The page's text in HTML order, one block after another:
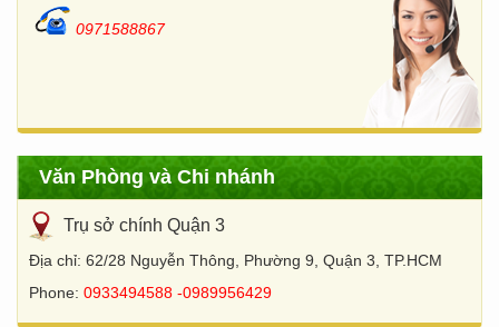
0971588867
Văn Phòng và Chi nhánh
Trụ sở chính Quận 3
Địa chỉ: 62/28 Nguyễn Thông, Phường 9, Quận 3, TP.HCM
Phone: 0933494588 -0989956429